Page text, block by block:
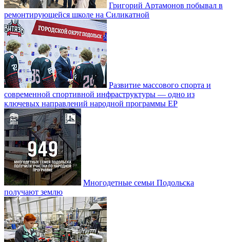
Григорий Артамонов побывал в
ремонтирующейся школе на Силикатной
Развитие массового спорта и
современной спортивной инфраструктуры — одно из
ключевых направлений народной программы ЕР
Многодетные семьи Подольска
получают землю